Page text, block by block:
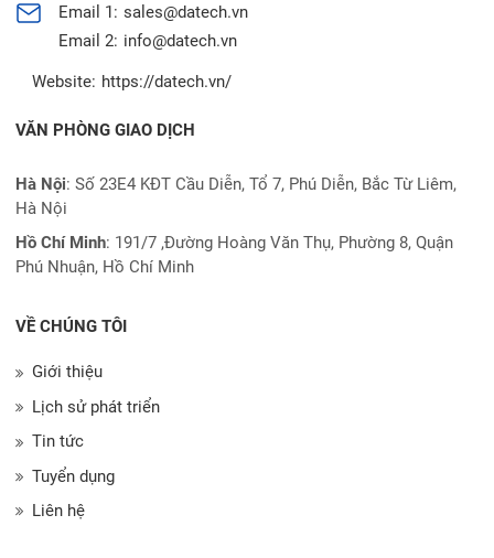
Email 1: sales@datech.vn
Email 2: info@datech.vn
Website: https://datech.vn/
VĂN PHÒNG GIAO DỊCH
Hà Nội: Số 23E4 KĐT Cầu Diễn, Tổ 7, Phú Diễn, Bắc Từ Liêm,
Hà Nội
Hồ Chí Minh: 191/7 ,Đường Hoàng Văn Thụ, Phường 8, Quận
Phú Nhuận, Hồ Chí Minh
VỀ CHÚNG TÔI
Giới thiệu
Lịch sử phát triển
Tin tức
Tuyển dụng
Liên hệ